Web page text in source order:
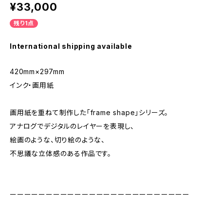
¥33,000
残り1点
International shipping available
420mm×297mm
インク・画用紙
画用紙を重ねて制作した「frame shape」シリーズ。
アナログでデジタルのレイヤーを表現し、
絵画のような、切り絵のような、
不思議な立体感のある作品です。
ーーーーーーーーーーーーーーーーーーーーーーーーー